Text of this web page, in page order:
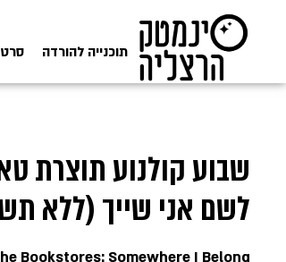
תוכנייה להורדה
שבוע קולנוע תוצרת
לשם אני שייך (ללא
Bookstores: Somewhere I Belong